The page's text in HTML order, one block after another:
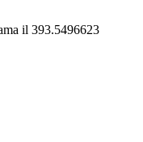
il 393.5496623